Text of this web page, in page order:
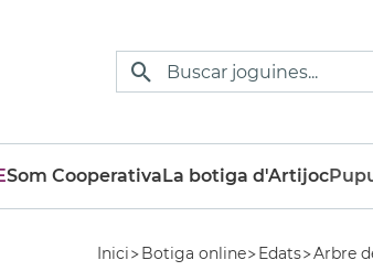
Som CooperativaLa botiga d'Artijoc
Inici Botiga online Edats Arbre